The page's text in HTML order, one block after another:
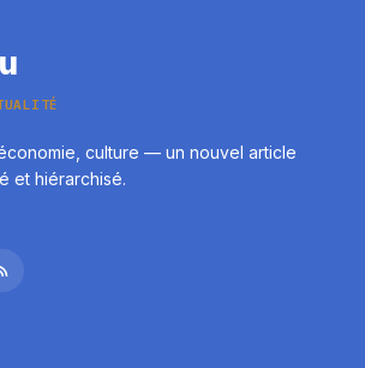
culture — un nouvel article
et hiérarchisé.